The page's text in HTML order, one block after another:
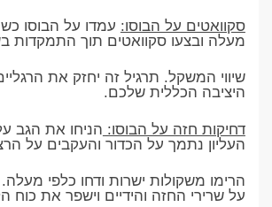
סקוואטים על הבוסו: עמדו על הבוסו
מעלה ובצעו סקוואטים תוך התמקדות
שיווי המשקל. תרגיל זה יחזק את
היציבה הכללית שלכם.
דחיקות חזה על הבוסו: הניחו את הגב
העליון נתמך על הכדור והעקבים על
הרימו משקולות ישרות ודחו כלפי מעלה.
על שרירי החזה והידיים וישפר את כוח